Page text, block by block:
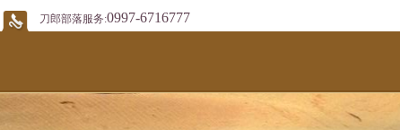
刀郎部落服务:0997-6716777